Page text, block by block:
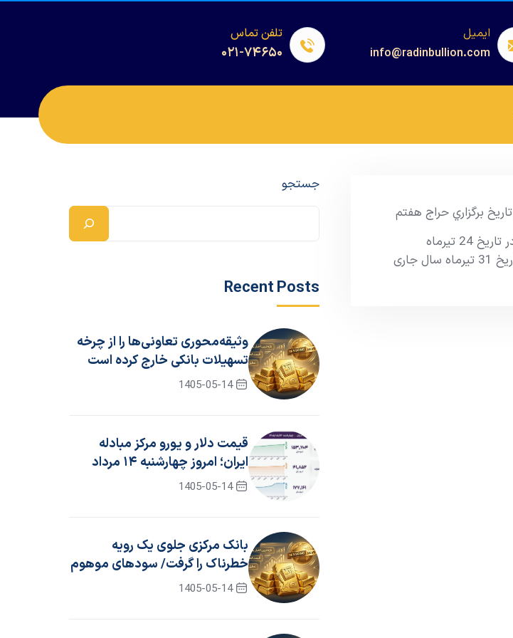
ایمیل
info@radinbullion.com
تلفن تماس
۰۲۱-۷۴۶۵۰
نتیجه ششمین مرحله از حراج اوراق مالی اسلامی دولتی در سال 1404 (در تاریخ 24 تیرماه
1404) اعلام شد. همچنین تاریخ برگزاری حراج جدید اوراق یاد شده در تاریخ 31 تیرماه سال جاری
جستجو
Recent Posts
وثیقه‌محوری تعاونی‌ها را از چرخه
تسهیلات بانکی خارج کرده است
1405-05-14
قیمت دلار و یورو مرکز مبادله
ایران؛ امروز چهارشنبه ۱۴ مرداد
۱۴۰۵1405-05-14
بانک مرکزی جلوی یک رویه
خطرناک را گرفت/ سود‌های موهوم
حذف شد
1405-05-14